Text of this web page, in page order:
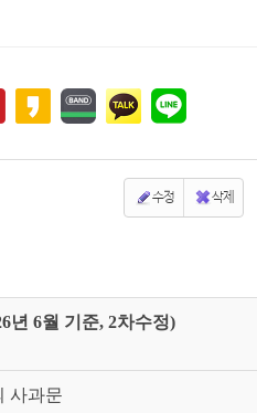
수정 삭제
년 6월 기준, 2차수정)
사과문